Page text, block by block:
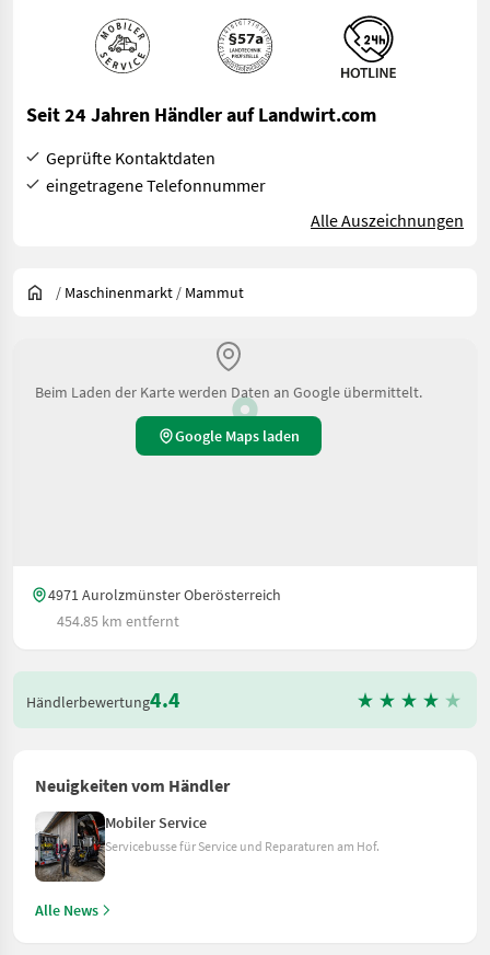
Seit 24 Jahren Händler auf Landwirt.com
Geprüfte Kontaktdaten
eingetragene Telefonnummer
Alle Auszeichnungen
/ Maschinenmarkt / Mammut
Beim Laden der Karte werden Daten an Google übermittelt.
Google Maps laden
4971 Aurolzmünster Oberösterreich
454.85 km entfernt
Händlerbewertung4.4
Neuigkeiten vom Händler
Mobiler Service
Servicebusse für Service und Reparaturen am Hof.
Alle News